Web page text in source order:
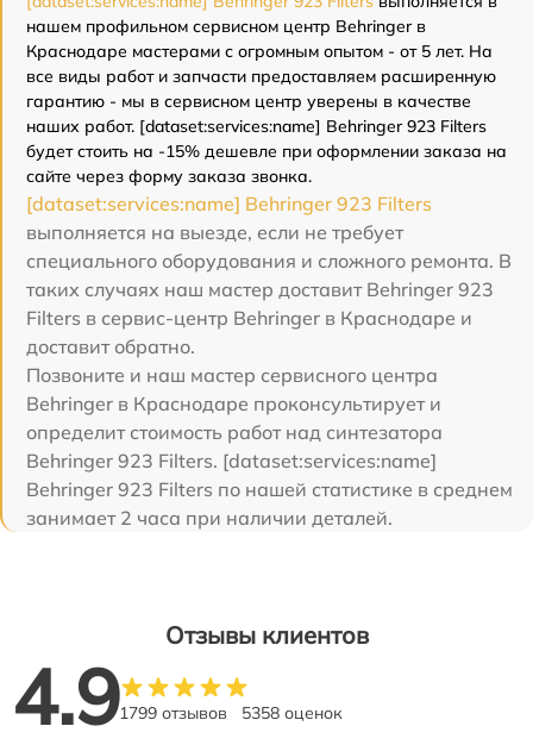
нашем профильном сервисном центр Behringer в
Краснодаре мастерами с огромным опытом - от 5 лет. На
все виды работ и запчасти предоставляем расширенную
гарантию - мы в сервисном центр уверены в качестве
наших работ. [dataset:services:name] Behringer 923 Filters
будет стоить на -15% дешевле при оформлении заказа на
сайте через форму заказа звонка.
[dataset:services:name] Behringer 923 Filters
выполняется на выезде, если не требует
специального оборудования и сложного ремонта. В
таких случаях наш мастер доставит Behringer 923
Filters в сервис-центр Behringer в Краснодаре и
доставит обратно.
Позвоните и наш мастер сервисного центра
Behringer в Краснодаре проконсультирует и
определит стоимость работ над синтезатора
Behringer 923 Filters. [dataset:services:name]
Behringer 923 Filters по нашей статистике в среднем
занимает 2 часа при наличии деталей.
Отзывы клиентов
4.91799 отзывов 5358 оценок